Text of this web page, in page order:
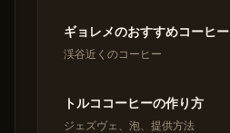
ギョレメのおすすめコーヒー
渓谷近くのコーヒー
トルココーヒーの作り方
ジェズヴェ、泡、提供方法